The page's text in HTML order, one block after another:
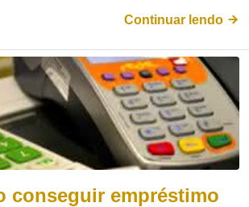
Continuar lendo
conseguir empréstimo